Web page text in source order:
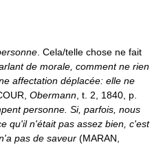
. Cela/telle chose ne fait
de morale, comment ne rien
affectation déplacée: elle ne
Obermann , t. 2, 1840, p.
personne. Si, parfois, nous
qu'il n'était pas assez bien, c'est
pas de saveur (MARAN,